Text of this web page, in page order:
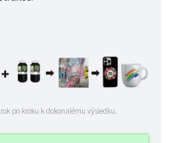
po kroku k dokonalému výsledku.